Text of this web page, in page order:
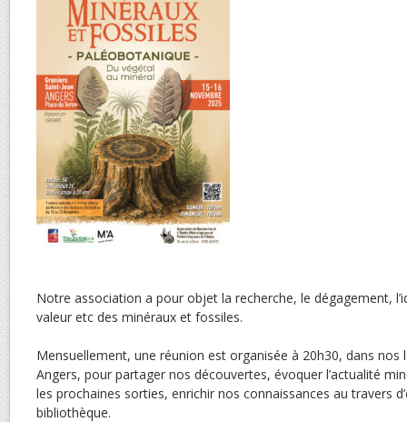
Notre association a pour objet la recherche, le dégagement,
valeur etc des minéraux et fossiles.
Mensuellement, une réunion est organisée à 20h30, dans nos
Angers, pour partager nos découvertes, évoquer l’actualité
les prochaines sorties, enrichir nos connaissances au travers
bibliothèque.